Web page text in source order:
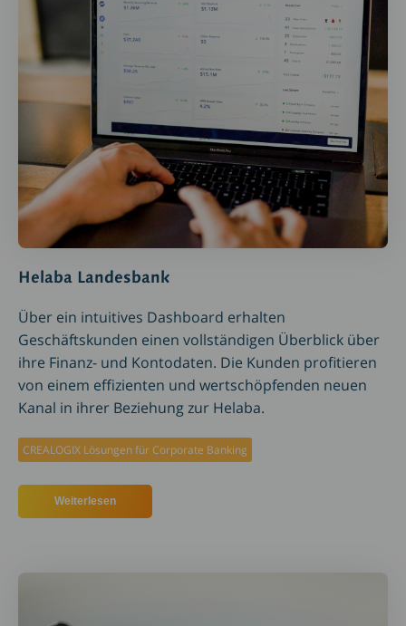
Helaba Landesbank
Über ein intuitives Dashboard erhalten
Geschäftskunden einen vollständigen Überblick über
ihre Finanz- und Kontodaten. Die Kunden profitieren
von einem effizienten und wertschöpfenden neuen
Kanal in ihrer Beziehung zur Helaba.
CREALOGIX Lösungen für Corporate Banking
Weiterlesen